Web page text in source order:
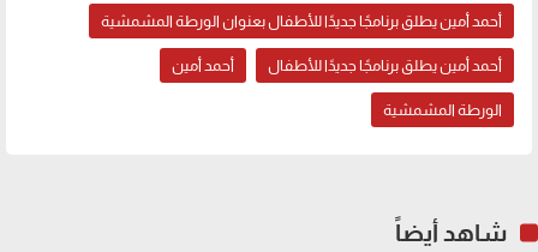
أحمد أمين يطلق برنامجًا جديدًا للأطفال بعنوان الورطة المشمشية
أحمد أمين يطلق برنامجًا جديدًا للأطفال أحمد أمين
الورطة المشمشية
شاهد أيضاً